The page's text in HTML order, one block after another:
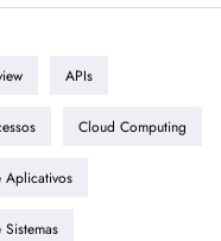
APIs
Cloud Computing
Aplicativos